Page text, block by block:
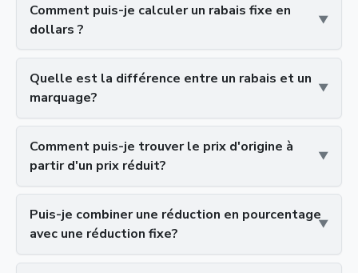
Comment puis-je calculer un rabais fixe en
dollars ?
Quelle est la différence entre un rabais et un
marquage?
Comment puis-je trouver le prix d'origine à
partir d'un prix réduit?
Puis-je combiner une réduction en pourcentage
avec une réduction fixe?